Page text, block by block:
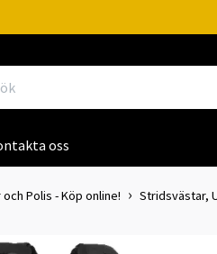
oss
Polis - Köp online! Stridsvästar,